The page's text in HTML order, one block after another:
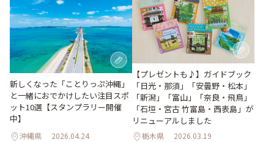
新しくなった「ことりっぷ沖縄」
と一緒におでかけしたい注目スポ
ット10選【スタンプラリー開催
中】
沖縄県 2026.04.24
【プレゼントも♪】ガイドブック
「日光・那須」「安曇野・松本」
「新潟」「富山」「奈良・飛鳥」
「石垣・宮古 竹富島・西表島」が
リニューアルしました
栃木県 2026.03.19